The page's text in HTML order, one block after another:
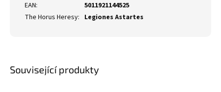
Související produkty
EAN:
5011921144525
The Horus Heresy: Legiones Astartes